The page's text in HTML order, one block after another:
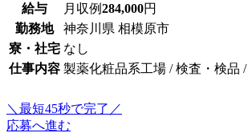
給与 月収例284,000円
勤務地
神奈川県 相模原市
寮・社宅 なし
仕事内容 製薬化粧品系工場 / 検査・検品
＼最短45秒で完了／
応募へ進む